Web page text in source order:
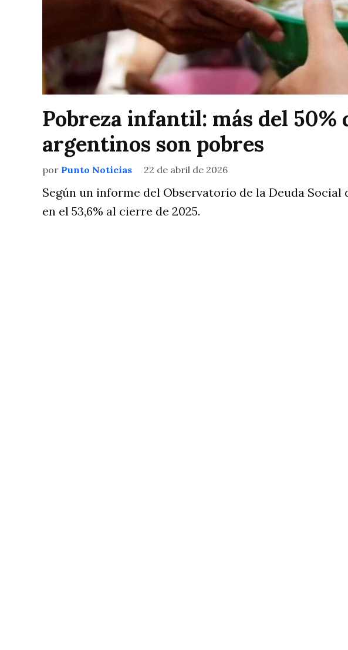
Pobreza infantil: más del 50%
argentinos son pobres
por Punto Noticias 22 de abril de 2026
Según un informe del Observatorio de la Deuda Social
en el 53,6% al cierre de 2025.